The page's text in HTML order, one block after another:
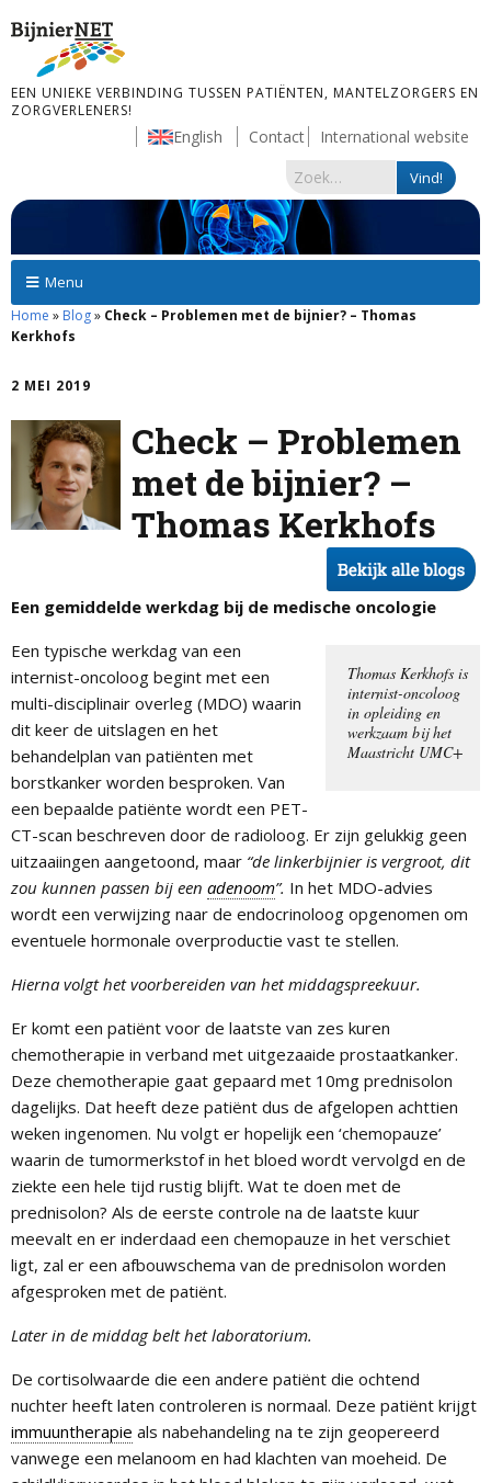
EEN UNIEKE VERBINDING TUSSEN PATIËNTEN, MANTELZORGERS EN
ZORGVERLENERS!
English Contact International website
Menu
Home » Blog» Check – Problemen met de bijnier? – Thomas
Kerkhofs
2 MEI 2019
Check – Problemen
met de bijnier? –
Thomas Kerkhofs
Een gemiddelde werkdag bij de medische oncologie
Thomas Kerkhofs is
internist-oncoloog
in opleiding en
werkzaam bij het
Maastricht UMC+
Een typische werkdag van een
internist-oncoloog begint met een
multi-disciplinair overleg (MDO) waarin
dit keer de uitslagen en het
behandelplan van patiënten met
borstkanker worden besproken. Van
een bepaalde patiënte wordt een PET-
CT-scan beschreven door de radioloog. Er zijn gelukkig geen
uitzaaiingen aangetoond, maar “de linkerbijnier is vergroot, dit
zou kunnen passen bij een adenoom”. In het MDO-advies
wordt een verwijzing naar de endocrinoloog opgenomen om
eventuele hormonale overproductie vast te stellen.
Hierna volgt het voorbereiden van het middagspreekuur.
Er komt een patiënt voor de laatste van zes kuren
chemotherapie in verband met uitgezaaide prostaatkanker.
Deze chemotherapie gaat gepaard met 10mg prednisolon
dagelijks. Dat heeft deze patiënt dus de afgelopen achttien
weken ingenomen. Nu volgt er hopelijk een ‘chemopauze’
waarin de tumormerkstof in het bloed wordt vervolgd en de
ziekte een hele tijd rustig blijft. Wat te doen met de
prednisolon? Als de eerste controle na de laatste kuur
meevalt en er inderdaad een chemopauze in het verschiet
ligt, zal er een afbouwschema van de prednisolon worden
afgesproken met de patiënt.
Later in de middag belt het laboratorium.
De cortisolwaarde die een andere patiënt die ochtend
nuchter heeft laten controleren is normaal. Deze patiënt krijgt
immuuntherapie als nabehandeling na te zijn geopereerd
vanwege een melanoom en had klachten van moeheid. De